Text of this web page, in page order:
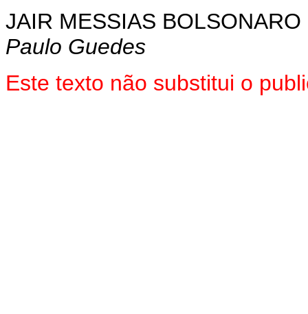
JAIR MESSIAS BOLSONARO
Paulo Guedes
Este texto não substitui o